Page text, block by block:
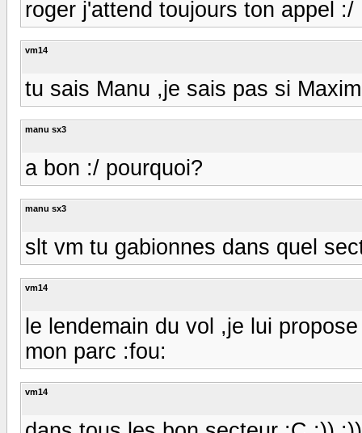
roger j'attend toujours ton appel :/
vm14
tu sais Manu ,je sais pas si
manu sx3
a bon :/ pourquoi?
manu sx3
slt vm tu gabionnes dans quel
vm14
le lendemain du vol ,je lui
mon parc :fou:
vm14